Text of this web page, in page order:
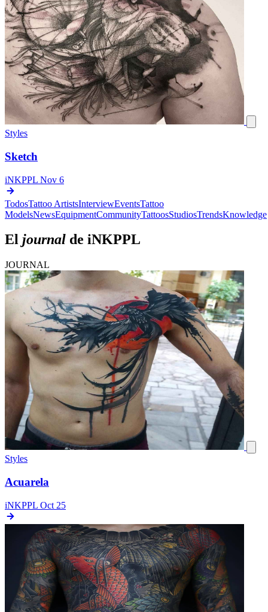
Styles
Sketch
iNKPPL Nov 6
TodosTattoo ArtistsInterviewEventsTattoo
ModelsNewsEquipmentCommunityTattoosStudiosTrendsKnowledge
El journal de iNKPPL
JOURNAL
Styles
Acuarela
iNKPPL Oct 25